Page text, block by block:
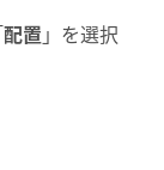
配置 」を選択